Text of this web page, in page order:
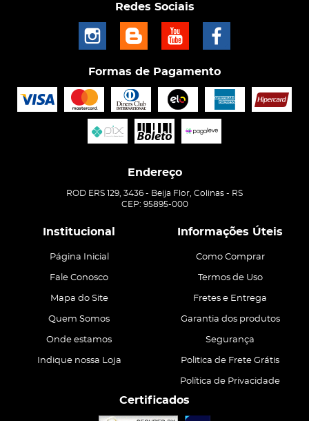
Redes Sociais
Formas de Pagamento
Endereço
ROD ERS 129, 3436 - Beija Flor, Colinas - RS
CEP: 95895-000
Institucional
Página Inicial
Fale Conosco
Mapa do Site
Quem Somos
Onde estamos
Indique nossa Loja
Informações Úteis
Como Comprar
Termos de Uso
Fretes e Entrega
Garantia dos produtos
Segurança
Politica de Frete Grátis
Política de Privacidade
Certificados